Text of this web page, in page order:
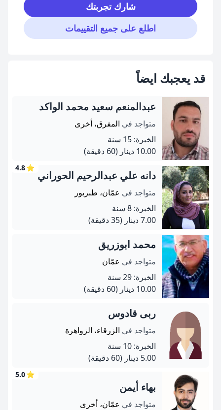
شارك تجربتك
اطلع على جميع التقييمات
قد يعجبك ايضاً
عبدالمنعم سعيد محمد الواكد
متواجد في المفرق، أخرى
الخبرة: 15 سنة
10.00 دينار
(60 دقيقة)
⭐
4.8
دانه علي عبدالرحيم الحوراني
متواجد في عمّان، طبربور
الخبرة: 8 سنة
7.00 دينار
(35 دقيقة)
محمد ابوزريق
متواجد في عمّان
الخبرة: 29 سنة
10.00 دينار
(60 دقيقة)
ربى قادوس
متواجد في الزرقاء، الزواهرة
الخبرة: 10 سنة
5.00 دينار
(60 دقيقة)
⭐
5.0
بهاء أيمن
متواجد في عمّان، أخرى